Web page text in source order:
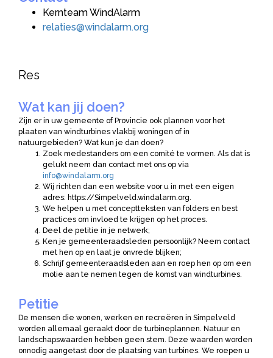
Kernteam WindAlarm
relaties@windalarm.org
Res
Wat kan jij doen?
Zijn er in uw gemeente of Provincie ook plannen voor het
plaaten van windturbines vlakbij woningen of in
natuurgebieden? Wat kun je dan doen?
Zoek medestanders om een comité te vormen. Als dat is
gelukt neem dan contact met ons op via
info@windalarm.org
Wij richten dan een website voor u in met een eigen
adres: https://Simpelveld.windalarm.org.
We helpen u met conceptteksten van folders en best
practices om invloed te krijgen op het proces.
Deel de petitie in je netwerk;
Ken je gemeenteraadsleden persoonlijk? Neem contact
met hen op en laat je onvrede blijken;
Schrijf gemeenteraadsleden aan en roep hen op om een
motie aan te nemen tegen de komst van windturbines.
Petitie
De mensen die wonen, werken en recreëren in Simpelveld
worden allemaal geraakt door de turbineplannen. Natuur en
landschapswaarden hebben geen stem. Deze waarden worden
onnodig aangetast door de plaatsing van turbines. We roepen u